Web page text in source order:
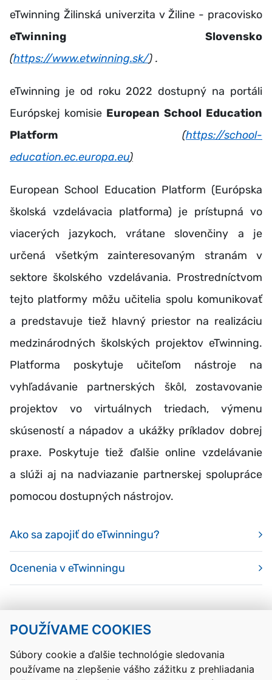
POUŽÍVAME COOKIES
Súbory cookie a ďalšie technológie sledovania
používame na zlepšenie vášho zážitku z prehliadania
eTwinning Žilinská univerzita v Žiline - pracovisko
eTwinning Slovensko
(https://www.etwinning.sk/) .
eTwinning je od roku 2022 dostupný na portáli
Európskej komisie European School Education
Platform
(https://school-
education.ec.europa.eu)
European School Education Platform (Európska
školská vzdelávacia platforma) je prístupná vo
viacerých jazykoch, vrátane slovenčiny a je
určená všetkým zainteresovaným stranám v
sektore školského vzdelávania. Prostredníctvom
tejto platformy môžu učitelia spolu komunikovať
a predstavuje tiež hlavný priestor na realizáciu
medzinárodných školských projektov eTwinning.
Platforma poskytuje učiteľom nástroje na
vyhľadávanie partnerských škôl, zostavovanie
projektov vo virtuálnych triedach, výmenu
skúseností a nápadov a ukážky príkladov dobrej
praxe. Poskytuje tiež ďalšie online vzdelávanie
a slúži aj na nadviazanie partnerskej spolupráce
pomocou dostupných nástrojov.
Ako sa zapojiť do eTwinningu?
Ocenenia v eTwinningu
Kontakty Mapa stránky RSS
Vyhlásenie o prístupnosti